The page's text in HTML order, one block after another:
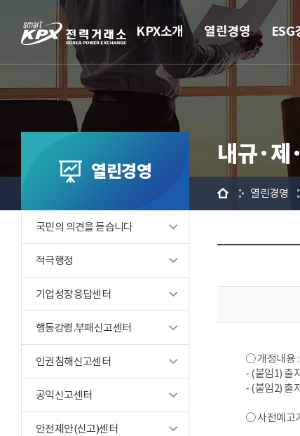
KPX소개 열린경영 ESG
열린경영
국민의 의견을 듣습니다
적극행정
기업성장응답센터
행동강령.부패신고센터
인권침해신고센터
공익신고센터
안전제안(신고)센터
내규·제
홈 열린경영
○ 개정내용
- (붙임1) 출
- (붙임2) 출
○ 사전예고